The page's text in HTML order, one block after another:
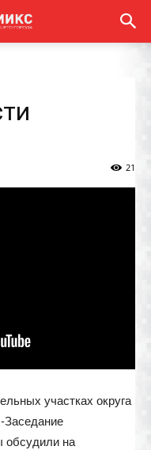
21
участках округа
Заседание
обсудили на